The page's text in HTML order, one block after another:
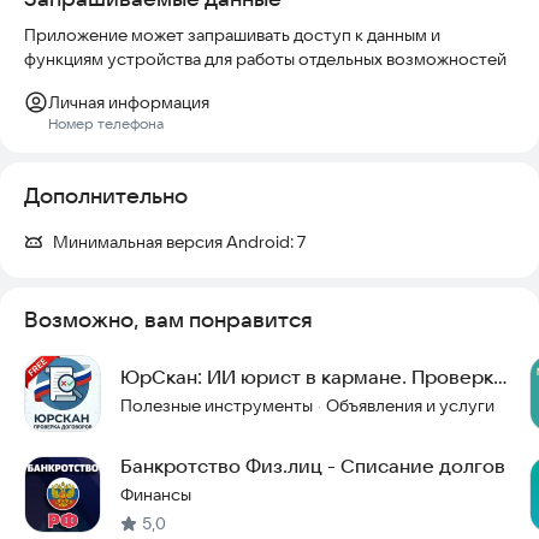
— Поддержка на каждом этапе процедуры.
Мы понимаем, насколько тяжело жить с долгами —
постоянный стресс, страх будущего, ощущение тупика.
Начните с бесплатной консультации в приложении — и
получите честный разбор вашей ситуации от юриста.
Приложение может запрашивать доступ к данным и
функциям устройства для работы отдельных возможностей
Личная информация
Номер телефона
Дополнительно
Минимальная версия Android:7
Возможно, вам понравится
ЮрСкан: ИИ юрист в кармане. Проверка
договоров.
Полезные инструменты · Объявления и услуги
Банкротство Физ.лиц - Списание долгов
Финансы
5,0